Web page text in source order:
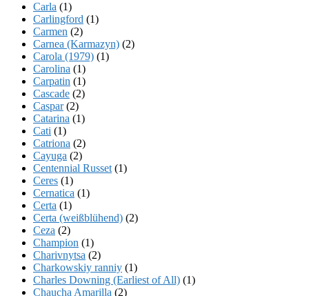
Carla (1)
Carlingford (1)
Carmen (2)
Carnea (Karmazyn) (2)
Carola (1979) (1)
Carolina (1)
Carpatin (1)
Cascade (2)
Caspar(2)
Catarina (1)
Cati (1)
Catriona (2)
Cayuga (2)
Centennial Russet (1)
Ceres (1)
Cernatica (1)
Certa (1)
Certa (weißblühend) (2)
Ceza (2)
Champion (1)
Charivnytsa (2)
Charkowskiy ranniy (1)
Charles Downing (Earliest of All) (1)
Chaucha Amarilla (2)